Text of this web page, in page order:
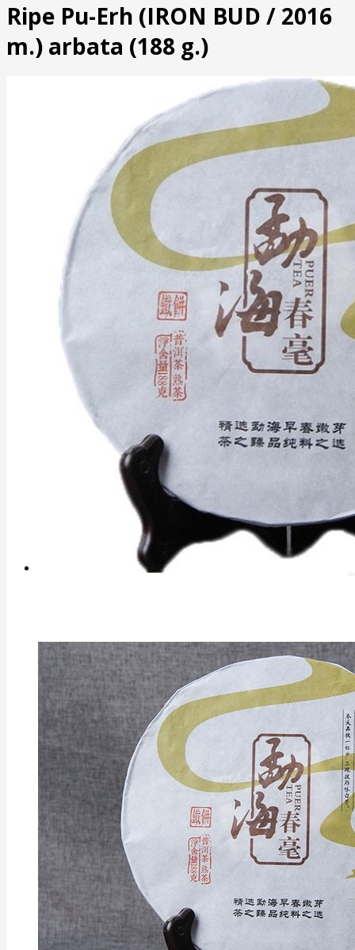
Ripe Pu-Erh (IRON BUD / 2016
m.) arbata (188 g.)